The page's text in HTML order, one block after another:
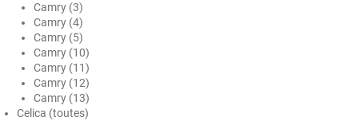
Honda
Hummer
Hyundai
Ineos
Camry (3)
Camry (4)
Camry (5)
Camry (10)
Camry (11)
Camry (12)
Camry (13)
Celica (toutes)